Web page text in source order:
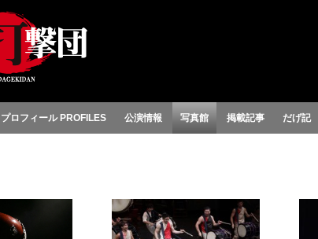
プロフィール PROFILES 公演情報 写真館 掲載記事 だげ記